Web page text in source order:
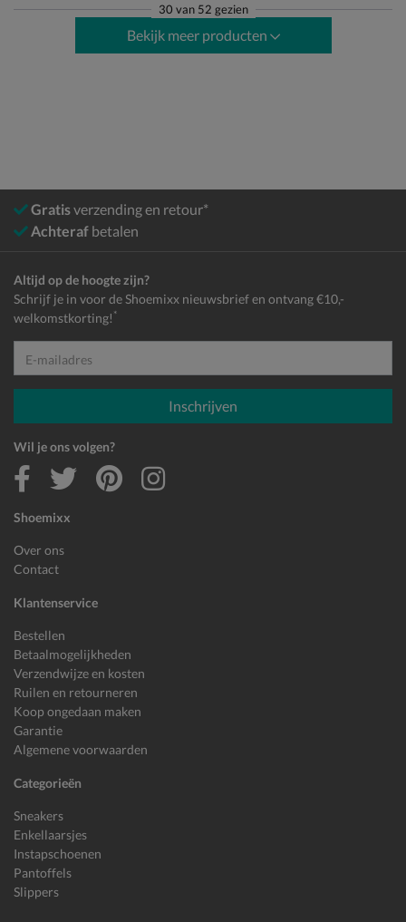
30 van 52 gezien
Bekijk meer producten
Gratisverzending en retour*
Achteraf betalen
Shoemixx
Over ons
Contact
Klantenservice
Bestellen
Betaalmogelijkheden
Verzendwijze en kosten
Ruilen en retourneren
Koop ongedaan maken
Garantie
Algemene voorwaarden
Categorieën
Sneakers
Enkellaarsjes
Instapschoenen
Pantoffels
Slippers
Altijd op de hoogte zijn?
Schrijf je in voor de Shoemixx nieuwsbrief en ontvang €10,-
welkomstkorting! *
E-mailadres
Inschrijven
Wil je ons volgen?